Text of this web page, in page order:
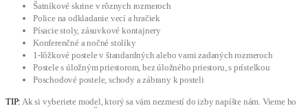
Šatníkové skrine v rôznych rozmeroch
Police na odkladanie vecí a hračiek
Písacie stoly, zásuvkové kontajnery
Konferenčné a nočné stolíky
1-lôžkové postele v štandardných alebo vami zadaných rozmeroch
Postele s úložným priestorom, bez úložného priestoru, s prístelkou
Poschodové postele, schody a zábrany k posteli
TIP: Ak si vyberiete model, ktorý sa vám nezmestí do izby napíšte nám. Vieme ho